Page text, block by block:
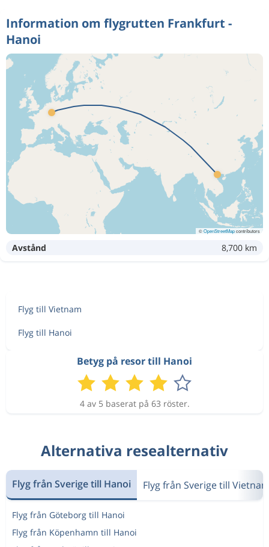
Information om flygrutten Frankfurt -
Hanoi
©OpenStreetMapcontributors
Avstånd 8,700 km
Flyg till Vietnam
Flyg till Hanoi
Betyg på resor till Hanoi
4 av 5 baserat på 63 röster.
Alternativa resealternativ
Flyg från Sverige till Hanoi Flyg från Sverige till
Flyg från Göteborg till Hanoi
Flyg från Köpenhamn till Hanoi